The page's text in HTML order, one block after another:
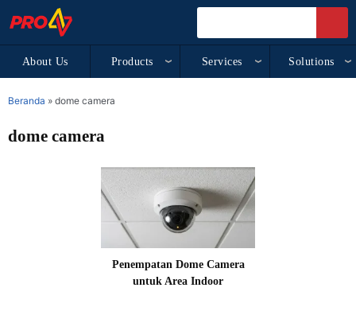
About Us Products Services Solutions
Beranda » dome camera
dome camera
Penempatan Dome Camera
untuk Area Indoor